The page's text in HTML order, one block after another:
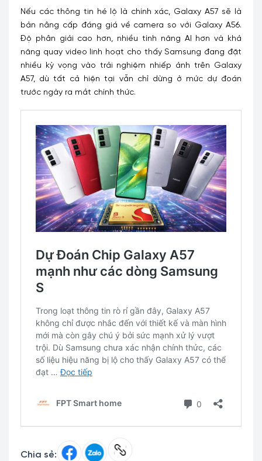
Nếu các thông tin hé lộ là chính xác, Galaxy A57 sẽ là
bản nâng cấp đáng giá về camera so với Galaxy A56.
Độ phân giải cao hơn, nhiều tính năng AI hơn và khả
năng quay video linh hoạt cho thấy Samsung đang đặt
nhiều kỳ vọng vào trải nghiệm nhiếp ảnh trên Galaxy
A57, dù tất cả hiện tại vẫn chỉ dừng ở mức dự đoán
trước ngày ra mắt chính thức.
Chia sẻ: